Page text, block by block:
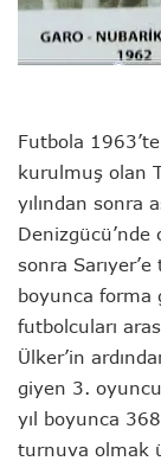
Futbola
kurulmuş olan
yılından sonra
Denizgücü’nde
sonra
boyunca forma
futbolcuları
Ülker’in
giyen 3.
yıl boyunca
turnuva olmak